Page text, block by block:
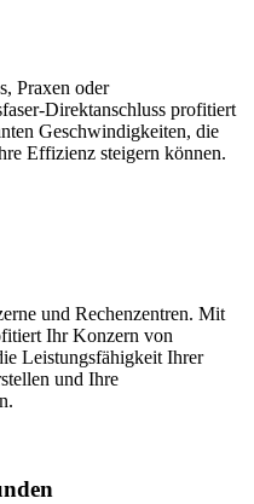
Praxen oder
Direktanschluss profitiert
Geschwindigkeiten, die
Effizienz steigern können.
und Rechenzentren. Mit
Ihr Konzern von
Leistungsfähigkeit Ihrer
und Ihre